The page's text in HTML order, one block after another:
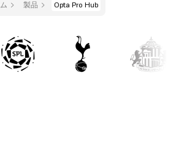
製品 Opta Pro Hub